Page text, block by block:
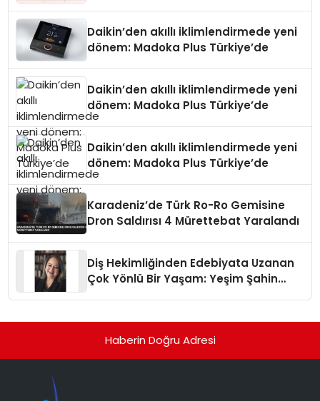
Daikin’den akıllı iklimlendirmede yeni
dönem: Madoka Plus Türkiye’de
Daikin’den akıllı iklimlendirmede yeni
dönem: Madoka Plus Türkiye’de
Daikin’den akıllı iklimlendirmede yeni
dönem: Madoka Plus Türkiye’de
Karadeniz’de Türk Ro-Ro Gemisine
Dron Saldırısı 4 Mürettebat Yaralandı
Diş Hekimliğinden Edebiyata Uzanan
Çok Yönlü Bir Yaşam: Yeşim Şahin
Haberin Doğru Adresi